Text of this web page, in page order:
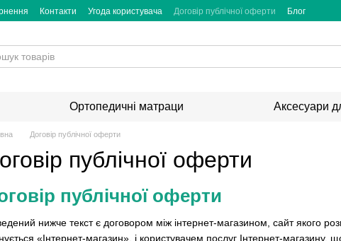
Контакти Угода користувача Договір публічної оферти Блог
Ортопедичні матраци Аксесуари
Договір публічної оферти
публічної оферти
публічної оферти
нижче текст є договором між інтернет-магазином, сайт якого
«Інтернет-магазин», і користувачем послуг Інтернет-магазину,